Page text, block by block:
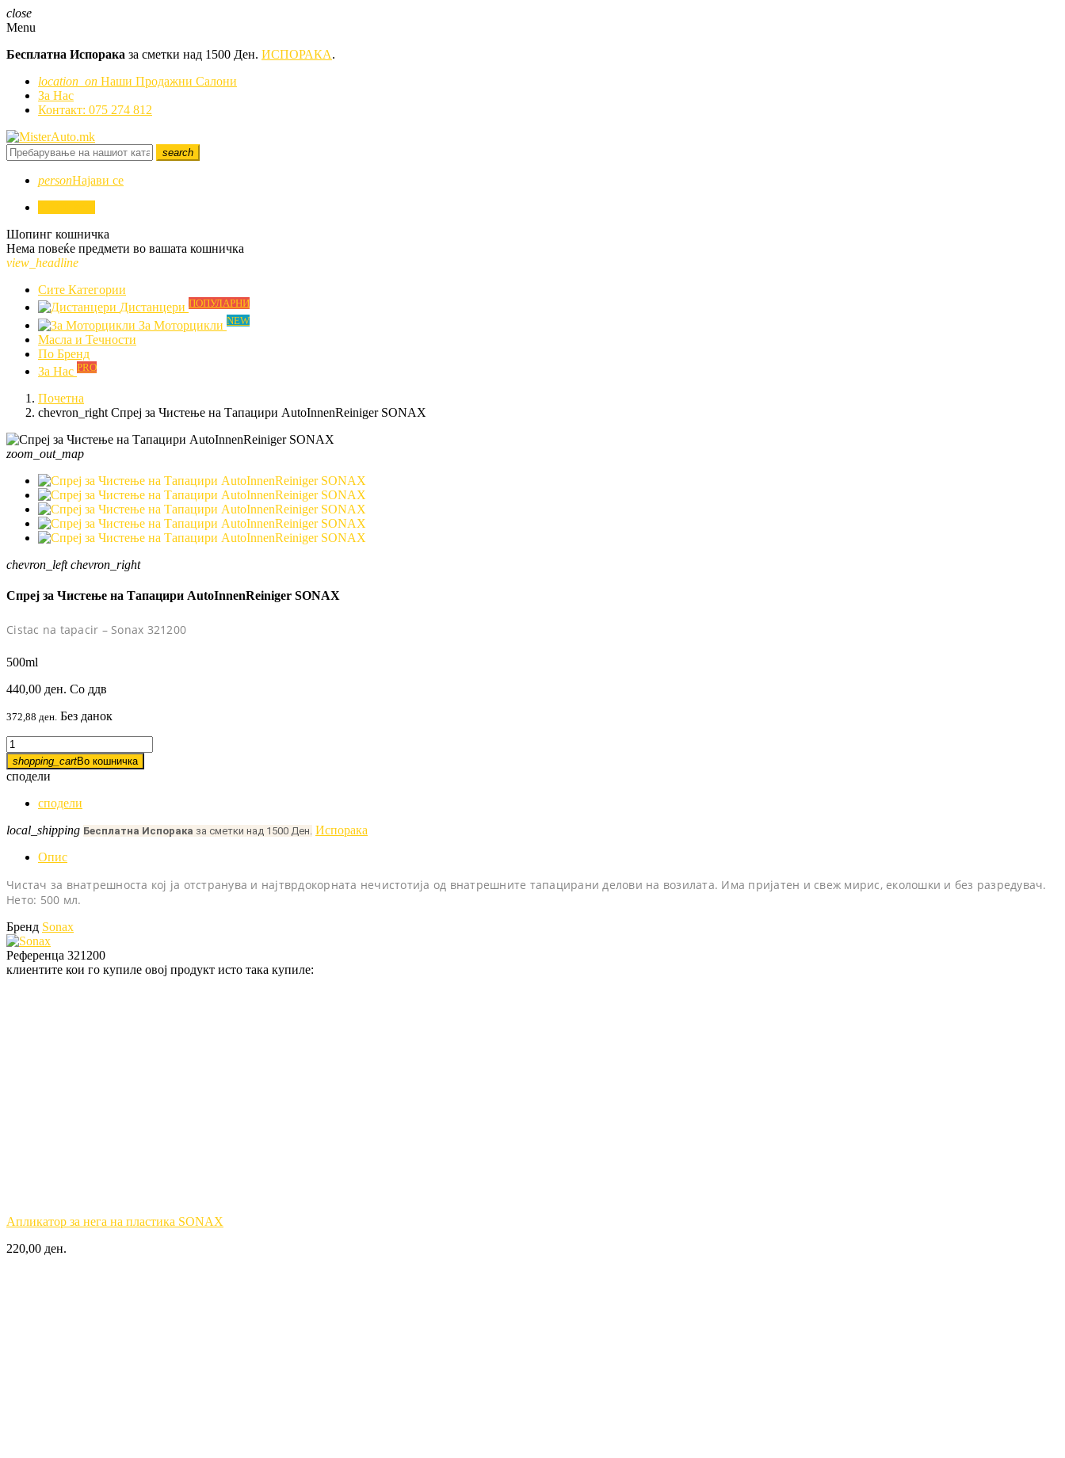
close
Menu
Бесплатна Испорака за сметки над 1500 Ден. ИСПОРАКА.
location_on Наши Продажни Салони
За Нас
Контакт: 075 274 812
search
personНајави се
Шопинг кошничка
Нема повеќе предмети во вашата кошничка
view_headline
Сите Категории
Дистанцери ПОПУЛАРНИ
За Моторцикли NEW
Mасла и Течности
По Бренд
За Нас PRO
Почетна
chevron_right Спреј за Чистење на Тапацири AutoInnenReiniger SONAX
zoom_out_map
chevron_left chevron_right
Спреј за Чистење на Тапацири AutoInnenReiniger SONAX
Cistac na tapacir – Sonax 321200
500ml
440,00 ден. Со ддв
372,88 ден. Без данок
shopping_cartВо кошничка
сподели
сподели
local_shipping Бесплатна Испорака за сметки над 1500 Ден. Испорака
Опис
Чистач за внатрешноста кој ја отстранува и најтврдокорната нечистотија од внатрешните тапацирани делови на возилата. Има пријатен и свеж мирис, еколошки и без разредувач.
Нето: 500 мл.
Бренд Sonax
Референца 321200
клиентите кои го купиле овој продукт исто така купиле:
Апликатор за нега на пластика SONAX
220,00 ден.